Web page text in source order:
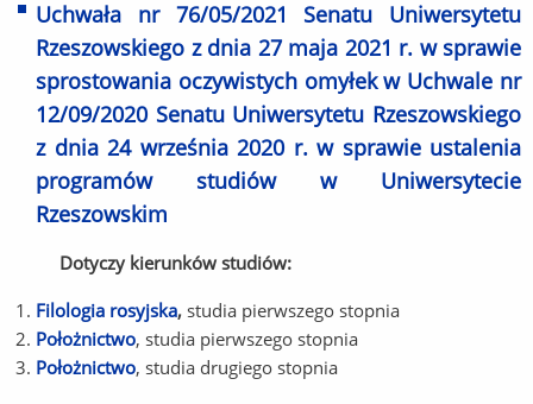
Uchwała nr 76/05/2021 Senatu Uniwersytetu
Rzeszowskiego z dnia 27 maja 2021 r. w sprawie
sprostowania oczywistych omyłek w Uchwale nr
12/09/2020 Senatu Uniwersytetu Rzeszowskiego
z dnia 24 września 2020 r. w sprawie ustalenia
programów studiów w Uniwersytecie
Rzeszowskim
Dotyczy kierunków studiów:
Filologia rosyjska, studia pierwszego stopnia
Położnictwo, studia pierwszego stopnia
Położnictwo, studia drugiego stopnia